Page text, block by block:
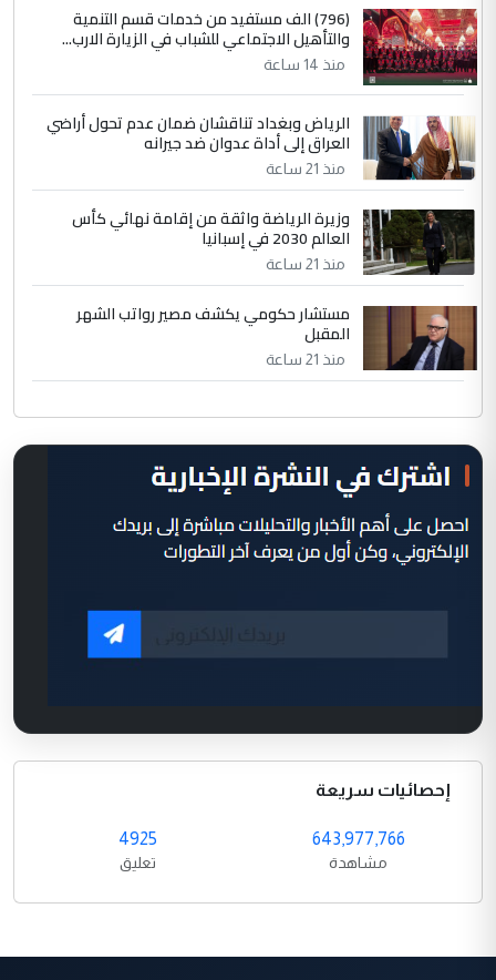
(796) الف مستفيد من خدمات قسم التنمية
والتأهيل الاجتماعي للشباب في الزيارة الارب...
منذ 14 ساعة
الرياض وبغداد تناقشان ضمان عدم تحول أراضي
العراق إلى أداة عدوان ضد جيرانه
منذ 21 ساعة
وزيرة الرياضة واثقة من إقامة نهائي كأس
العالم 2030 في إسبانيا
منذ 21 ساعة
مستشار حكومي يكشف مصير رواتب الشهر
المقبل
منذ 21 ساعة
إحصائيات سريعة
643,977,766
مشاهدة
4925
تعليق